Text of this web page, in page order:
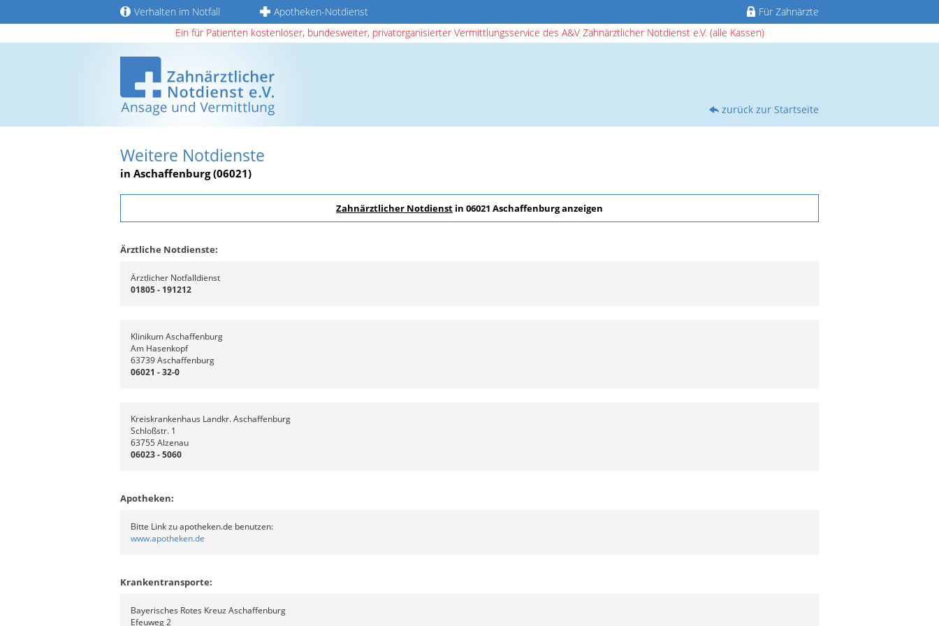
Verhalten im Notfall Apotheken-Notdienst
Für Zahnärzte
Ein für Patienten kostenloser, bundesweiter, privatorganisierter Vermittlungsservice des A&V Zahnärztlicher Notdienst e.V. (alle Kassen)
zurück zur Startseite
Weitere Notdienste
in Aschaffenburg (06021)
Zahnärztlicher Notdienst in 06021 Aschaffenburg anzeigen
Ärztliche Notdienste:
Ärztlicher Notfalldienst
01805 - 191212
Klinikum Aschaffenburg
Am Hasenkopf
63739 Aschaffenburg
06021 - 32-0
Kreiskrankenhaus Landkr. Aschaffenburg
Schloßstr. 1
63755 Alzenau
06023 - 5060
Apotheken:
Bitte Link zu apotheken.de benutzen:
www.apotheken.de
Krankentransporte:
Bayerisches Rotes Kreuz Aschaffenburg
Efeuweg 2